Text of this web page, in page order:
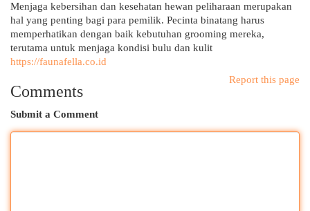
Menjaga kebersihan dan kesehatan hewan peliharaan merupakan
hal yang penting bagi para pemilik. Pecinta binatang harus
memperhatikan dengan baik kebutuhan grooming mereka,
terutama untuk menjaga kondisi bulu dan kulit
https://faunafella.co.id
Report this page
Comments
Submit a Comment